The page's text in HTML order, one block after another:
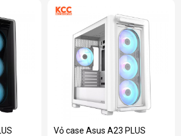
Vỏ case Asus A23 PLUS